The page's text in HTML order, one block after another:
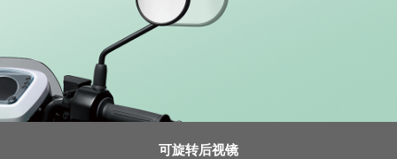
可旋转后视镜